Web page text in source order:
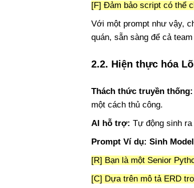
[F] Đảm bảo script có thể
Với một prompt như vậy,
quán, sẵn sàng để cả
2.2. Hiện thực hóa
Thách thức truyền thống:
một cách thủ công.
AI hỗ trợ: Tự động sinh
Prompt Ví dụ: Sinh
[R] Bạn là một Senior
[C] Dựa trên mô tả ERD